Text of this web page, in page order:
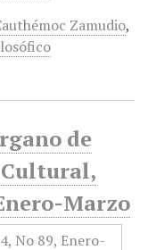
Zamudio,
de
Marzo